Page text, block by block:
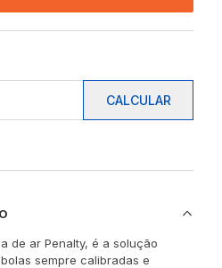
CALCULAR
de ar Penalty, é a solução
sempre calibradas e